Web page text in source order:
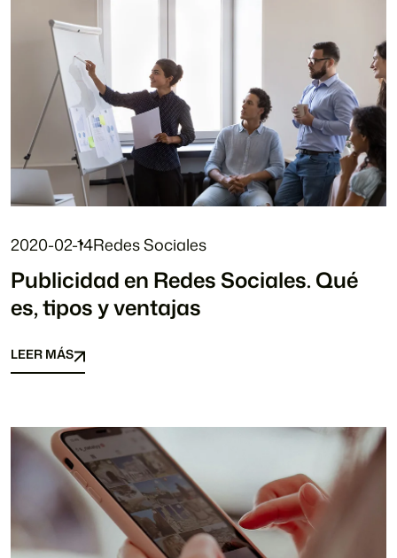
2020-02-14Redes Sociales
Publicidad en Redes Sociales. Qué
es, tipos y ventajas
LEER MÁS
LEER MÁS